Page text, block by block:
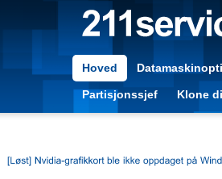
Hoved
Partisjonssjef Klone